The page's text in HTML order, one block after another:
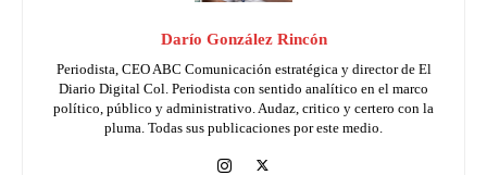
Darío González Rincón
Periodista, CEO ABC Comunicación estratégica y director de El
Diario Digital Col. Periodista con sentido analítico en el marco
político, público y administrativo. Audaz, critico y certero con la
pluma. Todas sus publicaciones por este medio.